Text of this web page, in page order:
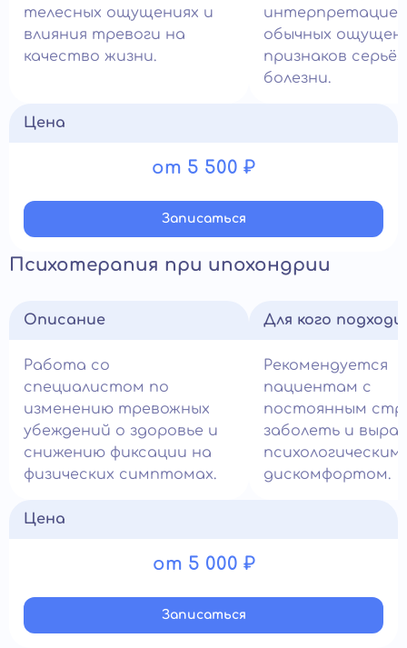
телесных ощущениях и
влияния тревоги на
качество жизни.
интерпретацией
обычных
признаков
болезни.
Цена
от 5 500 ₽
Записатьcя
Психотерапия при ипохондрии
Описание
Работа со
специалистом по
изменению тревожных
убеждений о здоровье и
снижению фиксации на
физических симптомах.
Для кого
Рекомендуется
пациентам с
постоянным
заболеть и
психологическим
дискомфортом.
Цена
от 5 000 ₽
Записатьcя